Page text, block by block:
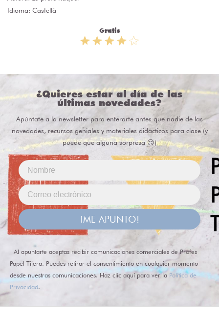
Idioma: Castellà
Gratis
¿Quieres estar al día de las
últimas novedades?
Apúntate a la newsletter para enterarte antes que nadie de las
novedades, recursos geniales y materiales didácticos para clase (y
puede que alguna sorpresa 😏)
¡ME APUNTO!
Al apuntarte aceptas recibir comunicaciones comerciales de Profes
Papel Tijera. Puedes retirar el consentimiento en cualquier momento
desde nuestras comunicaciones. Haz clic aquí para ver la Política de
Privacidad.